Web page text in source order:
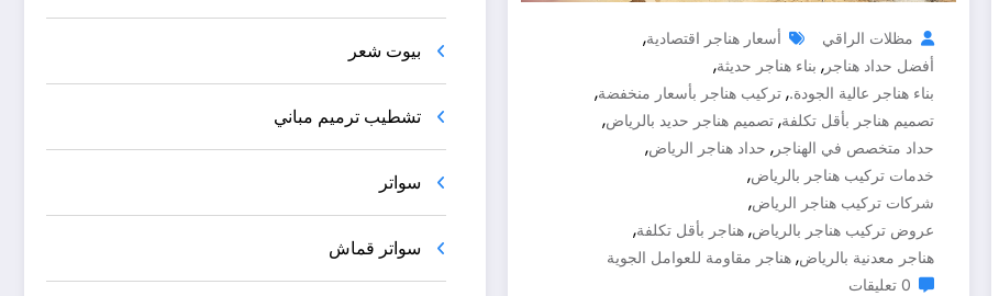
مظلات الراقي أسعار هناجر اقتصادية,
أفضل حداد هناجر , بناء هناجر حديثة,
بناء هناجر عالية الجودة., تركيب هناجر بأسعار منخفضة,
تصميم هناجر بأقل تكلفة, تصميم هناجر حديد بالرياض,
حداد متخصص في الهناجر , حداد هناجر الرياض,
خدمات تركيب هناجر بالرياض,
شركات تركيب هناجر الرياض,
عروض تركيب هناجر بالرياض, هناجر بأقل تكلفة,
هناجر معدنية بالرياض, هناجر مقاومة للعوامل الجوية
0 تعليقات
بيوت شعر
تشطيب ترميم مباني
سواتر
سواتر قماش